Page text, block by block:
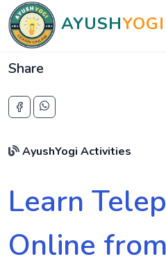
AYUSHYOGI
Share
AyushYogi Activities
Learn
Online